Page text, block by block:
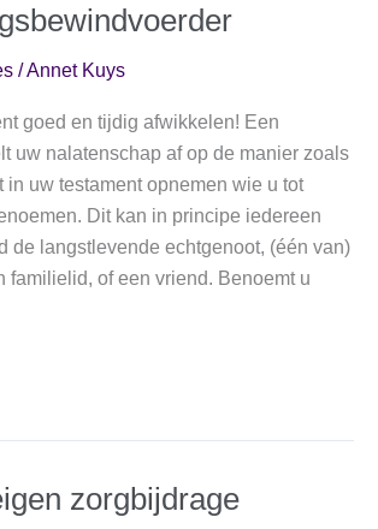
/Annet Kuys
goed en tijdig afwikkelen! Een
uw nalatenschap af op de manier zoals
in uw testament opnemen wie u tot
Dit kan in principe iedereen
de langstlevende echtgenoot, (één van)
familielid, of een vriend. Benoemt u
zorgbijdrage